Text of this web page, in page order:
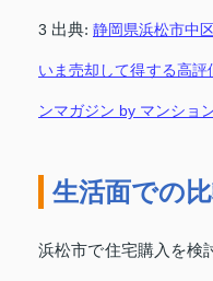
3 出典: 静岡県浜松市中
いま売却して得する高
ンマガジン by マンショ
生活面での
浜松市で住宅購入を検